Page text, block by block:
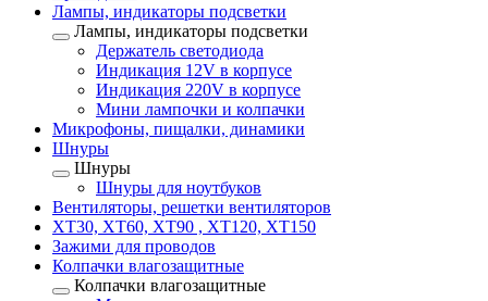
Лампы, индикаторы подсветки
Лампы, индикаторы подсветки
Держатель светодиода
Индикация 12V в корпусе
Индикация 220V в корпусе
Мини лампочки и колпачки
Микрофоны, пищалки, динамики
Шнуры
Шнуры
Шнуры для ноутбуков
Вентиляторы, решетки вентиляторов
XT30, XT60, XT90 , XT120, XT150
Зажими для проводов
Колпачки влагозащитные
Колпачки влагозащитные